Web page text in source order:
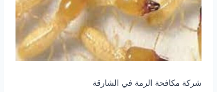
شركة مكافحة الرمة في الشارقة